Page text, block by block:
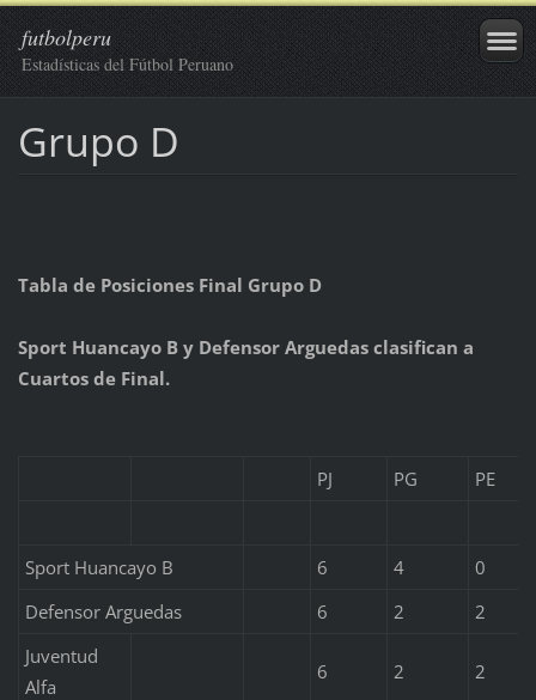
futbolperu
Estadísticas del Fútbol Peruano
Grupo D
Tabla de Posiciones Final Grupo D
Sport Huancayo B y Defensor Arguedas clasifican a
Cuartos de Final.
PJ PG PE
Sport Huancayo B 6 4
0
Defensor Arguedas
6 2
2
Juventud
Alfa
6 2 2